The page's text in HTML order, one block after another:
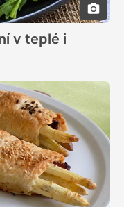
v teplé i